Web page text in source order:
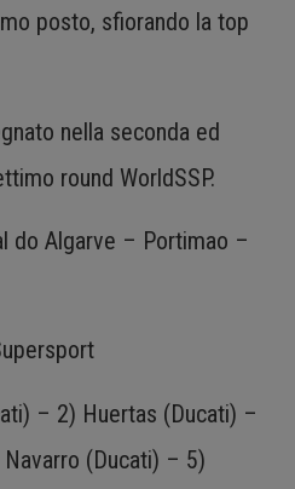
posto, sfiorando la top
nella seconda ed
round WorldSSP.
do Algarve – Portimao –
– 2) Huertas (Ducati) –
(Ducati) – 5)